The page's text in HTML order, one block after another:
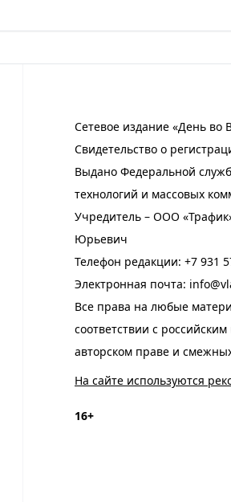
Сетевое издание «День во
Свидетельство о
Выдано Федеральной
технологий и массовых
Учредитель – ООО
Юрьевич
Телефон редакции: +7 931
Электронная почта:
Все права на любые
соответствии с
авторском праве и
На сайте используются
16+